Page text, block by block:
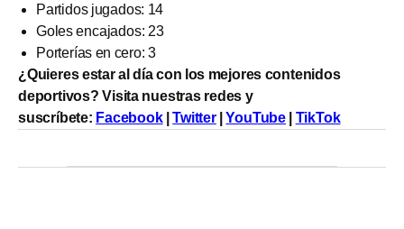
Partidos jugados: 14
Goles encajados: 23
Porterías en cero: 3
¿Quieres estar al día con los mejores contenidos
deportivos? Visita nuestras redes y
suscríbete: Facebook|Twitter|YouTube TikTok